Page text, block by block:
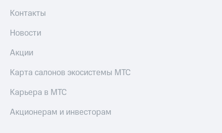
Контакты
Новости
Акции
Карта салонов экосистемы МТС
Карьера в МТС
Акционерам и инвесторам